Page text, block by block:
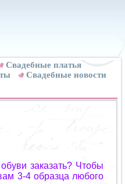
Cвадебные платья
Свадебные новости
заказать? Чтобы
3-4 образца любого